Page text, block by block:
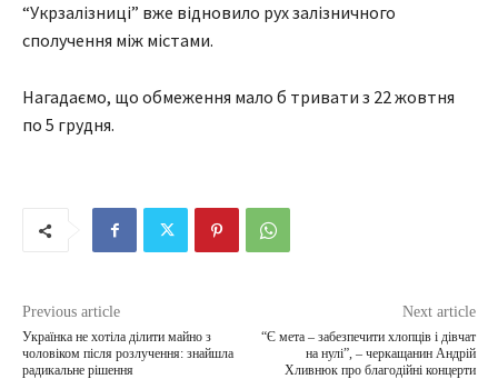
“Укрзалізниці” вже відновило рух залізничного
сполучення між містами.
Нагадаємо, що обмеження мало б тривати з 22 жовтня
по 5 грудня.
Previous article
Українка не хотіла ділити майно з
чоловіком після розлучення: знайшла
радикальне рішення
Next article
“Є мета – забезпечити хлопців і дівчат
на нулі”, – черкащанин Андрій
Хливнюк про благодійні концерти